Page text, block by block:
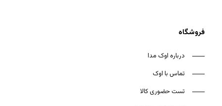
فروشگاه
درباره اوک مدا
تماس با اوک
تست حضوری کالا